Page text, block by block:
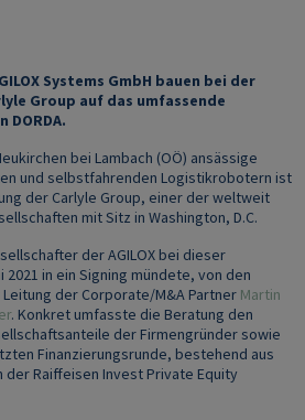
Systems GmbH bauen bei der
Group auf das umfassende
bei Lambach (OÖ) ansässige
und selbstfahrenden Logistikrobotern ist
der Carlyle Group, einer der weltweit
mit Sitz in Washington, D.C.
der AGILOX bei dieser
2021 in ein Signing mündete, von den
Leitung der Corporate/M&A Partner Martin
. Konkret umfasste die Beratung den
der Firmengründer sowie
Finanzierungsrunde, bestehend aus
der Raiffeisen Invest Private Equity